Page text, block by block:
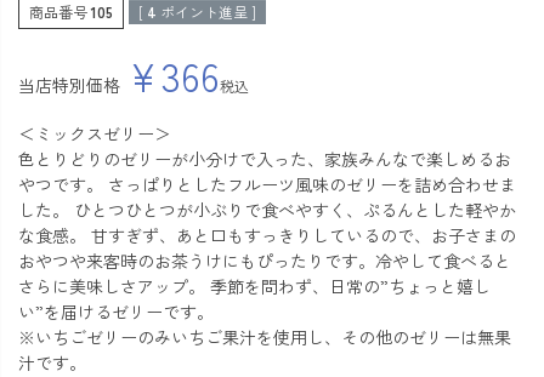
商品番号105 [ 4 ポイント進呈 ]
当店特別価格 ¥366税込
＜ミックスゼリー＞
色とりどりのゼリーが小分けで入った、家族みんなで楽しめるお
やつです。 さっぱりとしたフルーツ風味のゼリーを詰め合わせま
した。 ひとつひとつが小ぶりで食べやすく、ぷるんとした軽やか
な食感。 甘すぎず、あと口もすっきりしているので、お子さまの
おやつや来客時のお茶うけにもぴったりです。冷やして食べると
さらに美味しさアップ。 季節を問わず、日常の”ちょっと嬉し
い”を届けるゼリーです。
※いちごゼリーのみいちご果汁を使用し、その他のゼリーは無果
汁です。